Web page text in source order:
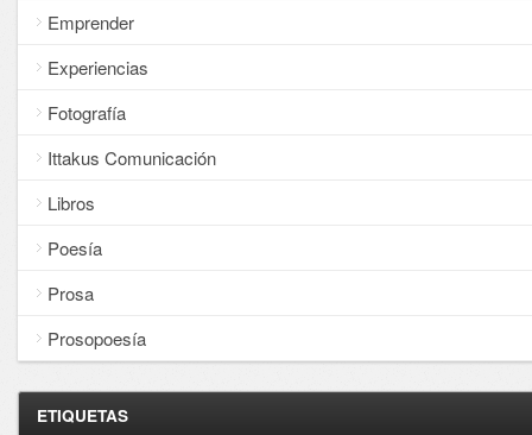
Emprender
Experiencias
Fotografía
Ittakus Comunicación
Libros
Poesía
Prosa
Prosopoesía
ETIQUETAS